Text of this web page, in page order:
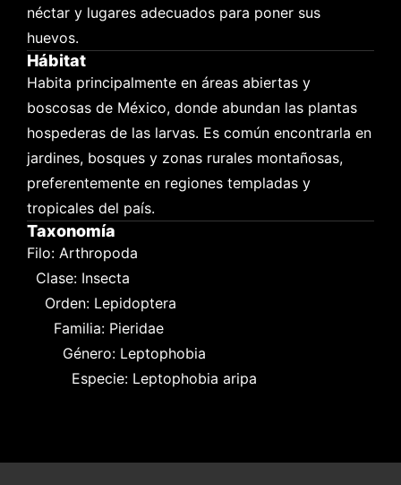
néctar y lugares adecuados para poner sus
huevos.
Hábitat
Habita principalmente en áreas abiertas y
boscosas de México, donde abundan las plantas
hospederas de las larvas. Es común encontrarla en
jardines, bosques y zonas rurales montañosas,
preferentemente en regiones templadas y
tropicales del país.
Taxonomía
Filo: Arthropoda
          Especie: Leptophobia aripa